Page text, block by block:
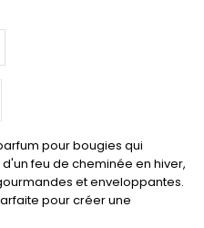
pour bougies qui
feu de cheminée en hiver,
et enveloppantes.
pour créer une